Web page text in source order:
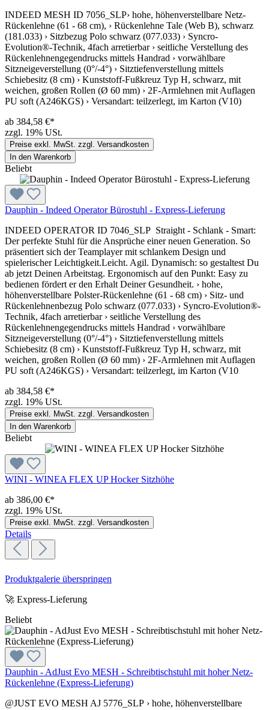
INDEED MESH ID 7056_SLP› hohe, höhenverstellbare Netz-
Rückenlehne (61 - 68 cm), › Rückenlehne Tale (Web B), schwarz
(181.033) › Sitzbezug Polo schwarz (077.033) › Syncro-
Evolution®-Technik, 4fach arretierbar › seitliche Verstellung des
Rückenlehnengegendrucks mittels Handrad › vorwählbare
Sitzneigeverstellung (0°/-4°) › Sitztiefenverstellung mittels
Schiebesitz (8 cm) › Kunststoff-Fußkreuz Typ H, schwarz, mit
weichen, großen Rollen (Ø 60 mm) › 2F-Armlehnen mit Auflagen
PU soft (A246KGS) › Versandart: teilzerlegt, im Karton (V10)
ab 384,58 €*
zzgl. 19% USt.
Preise exkl. MwSt. zzgl. Versandkosten
In den Warenkorb
Beliebt
Dauphin - Indeed Operator Bürostuhl - Express-Lieferung
INDEED OPERATOR ID 7046_SLP Straight - Schlank - Smart:
Der perfekte Stuhl für die Ansprüche einer neuen Generation. So
präsentiert sich der Teamplayer mit schlankem Design und
spielerischer Leichtigkeit.Leicht. Agil. Dynamisch: so gestaltest Du
ab jetzt Deinen Arbeitstag. Ergonomisch auf den Punkt: Easy zu
bedienen fördert er den Erhalt Deiner Gesundheit. › hohe,
höhenverstellbare Polster-Rückenlehne (61 - 68 cm) › Sitz- und
Rückenlehnenbezug Polo schwarz (077.033) › Syncro-Evolution®-
Technik, 4fach arretierbar › seitliche Verstellung des
Rückenlehnengegendrucks mittels Handrad › vorwählbare
Sitzneigeverstellung (0°/-4°) › Sitztiefenverstellung mittels
Schiebesitz (8 cm) › Kunststoff-Fußkreuz Typ H, schwarz, mit
weichen, großen Rollen (Ø 60 mm) › 2F-Armlehnen mit Auflagen
PU soft (A246KGS) › Versandart: teilzerlegt, im Karton (V10
ab 384,58 €*
zzgl. 19% USt.
Preise exkl. MwSt. zzgl. Versandkosten
In den Warenkorb
Beliebt
WINI - WINEA FLEX UP Hocker Sitzhöhe
ab 386,00 €*
zzgl. 19% USt.
Preise exkl. MwSt. zzgl. Versandkosten
Details
Produktgalerie überspringen
🚀 Express-Lieferung
Beliebt
Dauphin - AdJust Evo MESH - Schreibtischstuhl mit hoher Netz-
Rückenlehne (Express-Lieferung)
@JUST EVO MESH AJ 5776_SLP › hohe, höhenverstellbare